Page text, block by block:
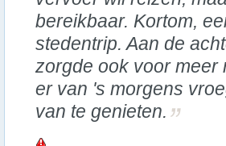
bereikbaar. Kortom,
stedentrip. Aan de
zorgde ook voor meer
er van 's morgens
van te genieten.